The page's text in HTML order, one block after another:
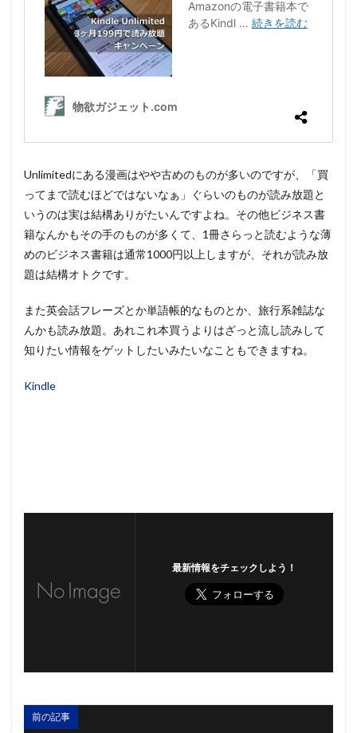
Unlimitedにある漫画はやや古めのものが多いのですが、「買
ってまで読むほどではないなぁ」ぐらいのものが読み放題と
いうのは実は結構ありがたいんですよね。その他ビジネス書
籍なんかもその手のものが多くて、1冊さらっと読むような薄
めのビジネス書籍は通常1000円以上しますが、それが読み放
題は結構オトクです。
また英会話フレーズとか単語帳的なものとか、旅行系雑誌な
んかも読み放題。あれこれ本買うよりはざっと流し読みして
知りたい情報をゲットしたいみたいなこともできますね。
Kindle
最新情報をチェックしよう！
前の記事